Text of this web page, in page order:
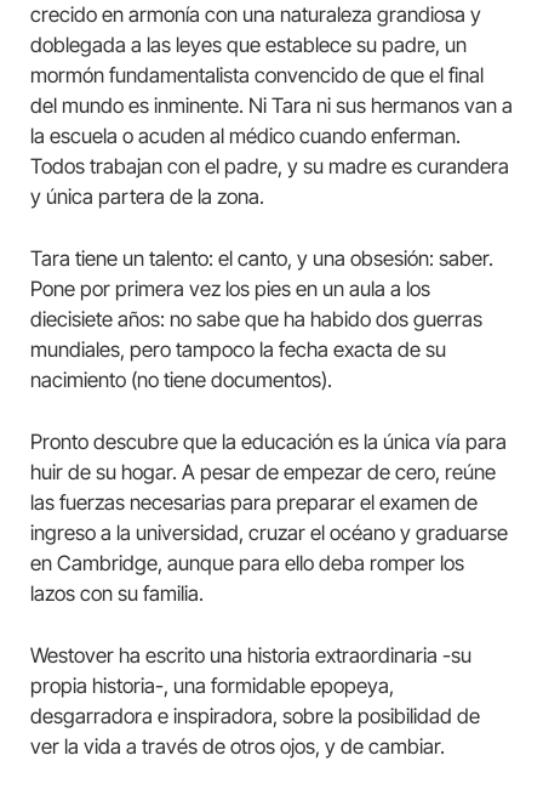
crecido en armonía con una naturaleza grandiosa y
doblegada a las leyes que establece su padre, un
mormón fundamentalista convencido de que el final
del mundo es inminente. Ni Tara ni sus hermanos van a
la escuela o acuden al médico cuando enferman.
Todos trabajan con el padre, y su madre es curandera
y única partera de la zona.
Tara tiene un talento: el canto, y una obsesión: saber.
Pone por primera vez los pies en un aula a los
diecisiete años: no sabe que ha habido dos guerras
mundiales, pero tampoco la fecha exacta de su
nacimiento (no tiene documentos).
Pronto descubre que la educación es la única vía para
huir de su hogar. A pesar de empezar de cero, reúne
las fuerzas necesarias para preparar el examen de
ingreso a la universidad, cruzar el océano y graduarse
en Cambridge, aunque para ello deba romper los
lazos con su familia.
Westover ha escrito una historia extraordinaria -su
propia historia-, una formidable epopeya,
desgarradora e inspiradora, sobre la posibilidad de
ver la vida a través de otros ojos, y de cambiar.